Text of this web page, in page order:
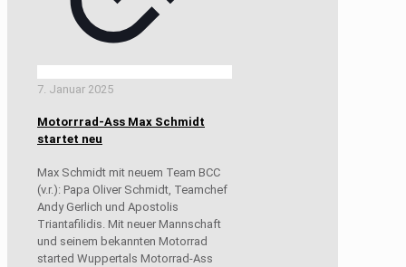
7. Januar 2025
Motorrrad-Ass Max Schmidt
startet neu
Max Schmidt mit neuem Team BCC
(v.r.): Papa Oliver Schmidt, Teamchef
Andy Gerlich und Apostolis
Triantafilidis. Mit neuer Mannschaft
und seinem bekannten Motorrad
started Wuppertals Motorrad-Ass